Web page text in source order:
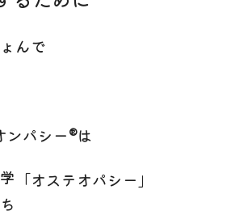
んで
ンパシー®は
「オステオパシー」